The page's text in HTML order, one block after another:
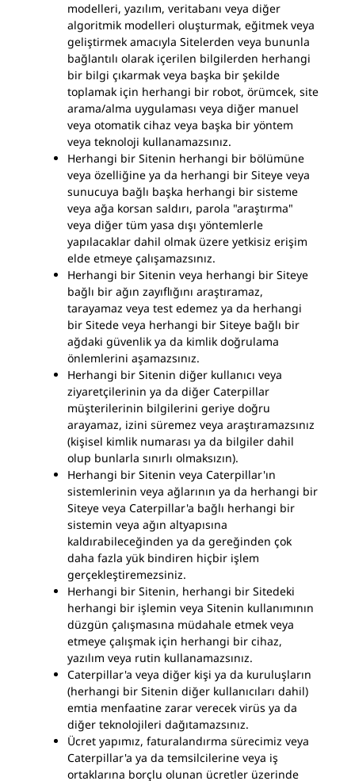
modelleri, yazılım, veritabanı veya diğer
algoritmik modelleri oluşturmak, eğitmek veya
geliştirmek amacıyla Sitelerden veya bununla
bağlantılı olarak içerilen bilgilerden herhangi
bir bilgi çıkarmak veya başka bir şekilde
toplamak için herhangi bir robot, örümcek, site
arama/alma uygulaması veya diğer manuel
veya otomatik cihaz veya başka bir yöntem
veya teknoloji kullanamazsınız.
Herhangi bir Sitenin herhangi bir bölümüne
veya özelliğine ya da herhangi bir Siteye veya
sunucuya bağlı başka herhangi bir sisteme
veya ağa korsan saldırı, parola "araştırma"
veya diğer tüm yasa dışı yöntemlerle
yapılacaklar dahil olmak üzere yetkisiz erişim
elde etmeye çalışamazsınız.
Herhangi bir Sitenin veya herhangi bir Siteye
bağlı bir ağın zayıflığını araştıramaz,
tarayamaz veya test edemez ya da herhangi
bir Sitede veya herhangi bir Siteye bağlı bir
ağdaki güvenlik ya da kimlik doğrulama
önlemlerini aşamazsınız.
Herhangi bir Sitenin diğer kullanıcı veya
ziyaretçilerinin ya da diğer Caterpillar
müşterilerinin bilgilerini geriye doğru
arayamaz, izini süremez veya araştıramazsınız
(kişisel kimlik numarası ya da bilgiler dahil
olup bunlarla sınırlı olmaksızın).
Herhangi bir Sitenin veya Caterpillar'ın
sistemlerinin veya ağlarının ya da herhangi bir
Siteye veya Caterpillar'a bağlı herhangi bir
sistemin veya ağın altyapısına
kaldırabileceğinden ya da gereğinden çok
daha fazla yük bindiren hiçbir işlem
gerçekleştiremezsiniz.
Herhangi bir Sitenin, herhangi bir Sitedeki
herhangi bir işlemin veya Sitenin kullanımının
düzgün çalışmasına müdahale etmek veya
etmeye çalışmak için herhangi bir cihaz,
yazılım veya rutin kullanamazsınız.
Caterpillar'a veya diğer kişi ya da kuruluşların
(herhangi bir Sitenin diğer kullanıcıları dahil)
emtia menfaatine zarar verecek virüs ya da
diğer teknolojileri dağıtamazsınız.
Ücret yapımız, faturalandırma sürecimiz veya
Caterpillar'a ya da temsilcilerine veya iş
ortaklarına borçlu olunan ücretler üzerinde